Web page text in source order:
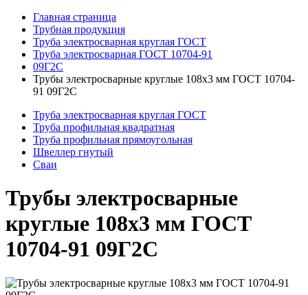
Главная страница
Трубная продукция
Труба электросварная круглая ГОСТ
Труба электросварная ГОСТ 10704-91
09Г2С
Трубы электросварные круглые 108x3 мм ГОСТ 10704-
91 09Г2С
Труба электросварная круглая ГОСТ
Труба профильная квадратная
Труба профильная прямоугольная
Швеллер гнутый
Сваи
Трубы электросварные
круглые 108x3 мм ГОСТ
10704-91 09Г2С